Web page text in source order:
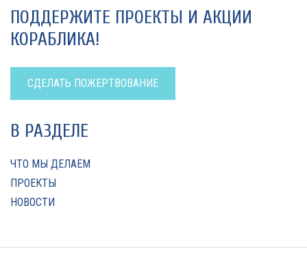
ПОДДЕРЖИТЕ ПРОЕКТЫ И АКЦИИ
КОРАБЛИКА!
СДЕЛАТЬ ПОЖЕРТВОВАНИЕ
В РАЗДЕЛЕ
ЧТО МЫ ДЕЛАЕМ
ПРОЕКТЫ
НОВОСТИ